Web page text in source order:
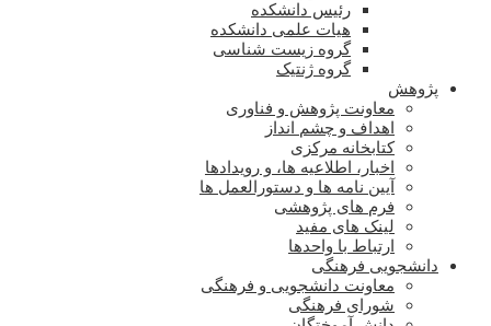
رئیس دانشکده
هیات علمی دانشکده
گروه زیست شناسی
گروه ژنتیک
پژوهش
معاونت پژوهش و فناوری
اهداف و چشم انداز
کتابخانه مرکزی
اخبار، اطلاعیه ها، و رویدادها
آیین نامه ها و دستورالعمل ها
فرم های پژوهشی
لینک های مفید
ارتباط با واحدها
دانشجویی فرهنگی
معاونت دانشجویی و فرهنگی
شورای فرهنگی